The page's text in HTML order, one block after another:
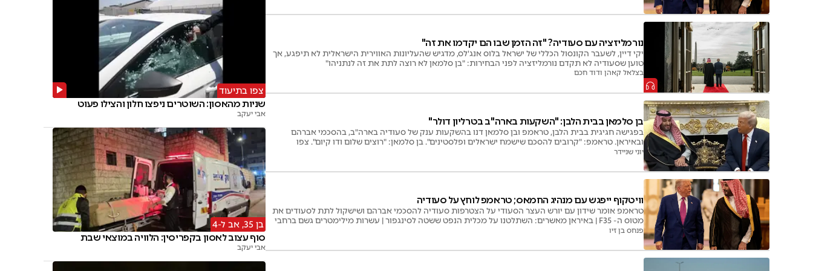
נורמליזציה עם סעודיה? "זה הזמן שבו הם יקדמו את זה"
יקי דיין, לשעבר הקונסול הכללי של ישראל בלוס אנג'לס, מדגיש שהעליונות האווירית הישראלית לא תיפגע, אך
טוען שסעודיה לא תקדם נורמליזציה לפני הבחירות: "בן סלמאן לא רוצה לתת את זה לנתניהו"
בצלאל קאהן ודוד חכם
בן סלמאן בבית הלבן: "השקעות בארה"ב בטרליון דולר"
בפגישה חגיגית בבית הלבן, טראמפ ובן סלמאן דנו בהשקעות ענק של סעודיה בארה"ב, בהסכמי אברהם
ובאיראן. טראמפ: "קרובים להסכם שישמח ישראלים ופלסטינים". בן סלמאן: "רוצים שלום ודו קיום". צפו
יוני שניידר
וויטקוף ייפגש עם מנהיג החמאס; טראמפ לוחץ על סעודיה
טראמפ אומר שידון עם יורש העצר הסעודי על הצטרפות סעודיה להסכמי אברהם ושישקול לתת לסעודים את
מטוס ה- F35 | באיראן מאשרים: השתלטנו על מכלית הנפט ששטה לסינגפור | עשרות מילימטרים גשם ברחבי
הארץ
פנחס בן זיו
צפו בתיעוד
שניות מהאסון: השוטרים ניפצו חלון והצילו פעוט
אבי יעקב
בן 35, אב ל-4
סוף עצוב לאסון בקפריסין: הלוויה במוצאי שבת
אבי יעקב